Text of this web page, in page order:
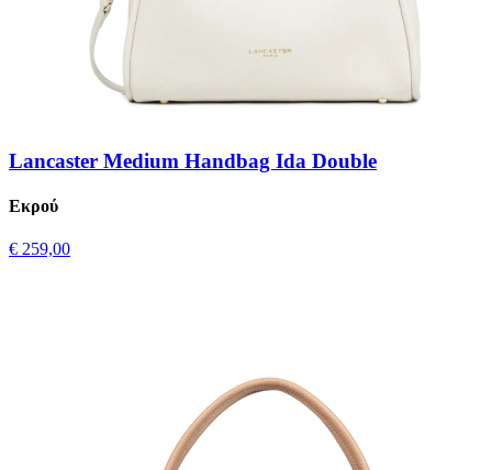
Lancaster Medium Handbag Ida Double
Εκρού
€ 259,00